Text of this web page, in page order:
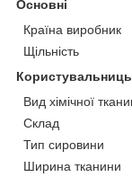
Основні
Країна виробник
Щільність
Вид хімічної
Склад
Тип сировини
Ширина тканини